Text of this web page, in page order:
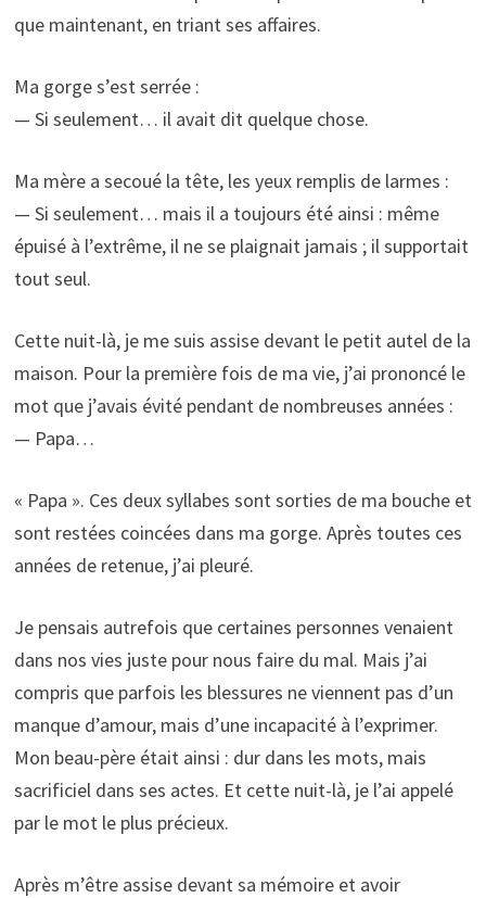
que maintenant, en triant ses affaires.
Ma gorge s’est serrée :
— Si seulement… il avait dit quelque chose.
Ma mère a secoué la tête, les yeux remplis de larmes :
— Si seulement… mais il a toujours été ainsi : même
épuisé à l’extrême, il ne se plaignait jamais ; il supportait
tout seul.
Cette nuit-là, je me suis assise devant le petit autel de la
maison. Pour la première fois de ma vie, j’ai prononcé le
mot que j’avais évité pendant de nombreuses années :
— Papa…
« Papa ». Ces deux syllabes sont sorties de ma bouche et
sont restées coincées dans ma gorge. Après toutes ces
années de retenue, j’ai pleuré.
Je pensais autrefois que certaines personnes venaient
dans nos vies juste pour nous faire du mal. Mais j’ai
compris que parfois les blessures ne viennent pas d’un
manque d’amour, mais d’une incapacité à l’exprimer.
Mon beau-père était ainsi : dur dans les mots, mais
sacrificiel dans ses actes. Et cette nuit-là, je l’ai appelé
par le mot le plus précieux.
Après m’être assise devant sa mémoire et avoir